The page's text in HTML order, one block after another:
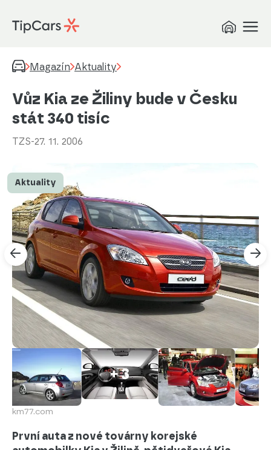
Magazín Aktuality
Vůz Kia ze Žiliny bude v Česku
stát 340 tisíc
TZS-27. 11. 2006
+ 3
km77.com
Aktuality
První auta z nové továrny korejské